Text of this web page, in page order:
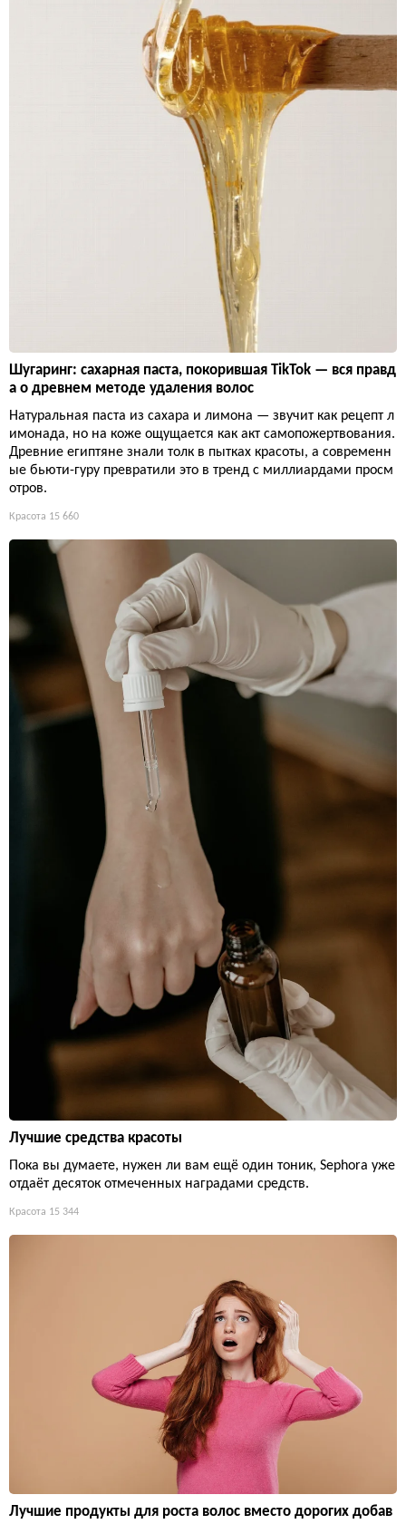
Шугаринг: сахарная паста, покорившая TikTok — вся правд
а о древнем методе удаления волос
Натуральная паста из сахара и лимона — звучит как рецепт л
имонада, но на коже ощущается как акт самопожертвования.
Древние египтяне знали толк в пытках красоты, а современн
ые бьюти-гуру превратили это в тренд с миллиардами просм
отров.
Красота 15 660
Лучшие средства красоты
Пока вы думаете, нужен ли вам ещё один тоник, Sephora уже
отдаёт десяток отмеченных наградами средств.
Красота 15 344
Лучшие продукты для роста волос вместо дорогих добав